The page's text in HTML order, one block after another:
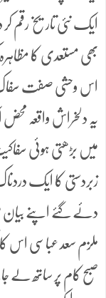
ایک نئی تاریخ رقم
بھی مستعدی کا
اس وحشی صفت سفاک
یہ دلخراش واقعہ
میں بڑھتی ہوئی
زبردستی کا ایک
دئے گئے اپنے بیان
ملزم سعد عباسی اس
صبح کام پر ساتھ لے